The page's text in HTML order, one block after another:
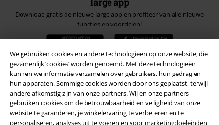
We gebruiken cookies en andere technologieën op onze website, die
gezamenlijk ‘cookies’ worden genoemd. Met deze technologieën
kunnen we informatie verzamelen over gebruikers, hun gedrag en
hun apparaten. Sommige cookies worden door ons geplaatst, terwijl
andere afkomstig zijn van onze partners. Wij en onze partners
gebruiken cookies om de betrouwbaarheid en veiligheid van onze
website te garanderen, je winkelervaring te verbeteren en te
personaliseren, analyses uit te voeren en voor marketingdoeleinden
large app
Download gratis de nieuwe large app en profiteer van alle nieuwe
functies en voordelen!
A Warner Music Group Company